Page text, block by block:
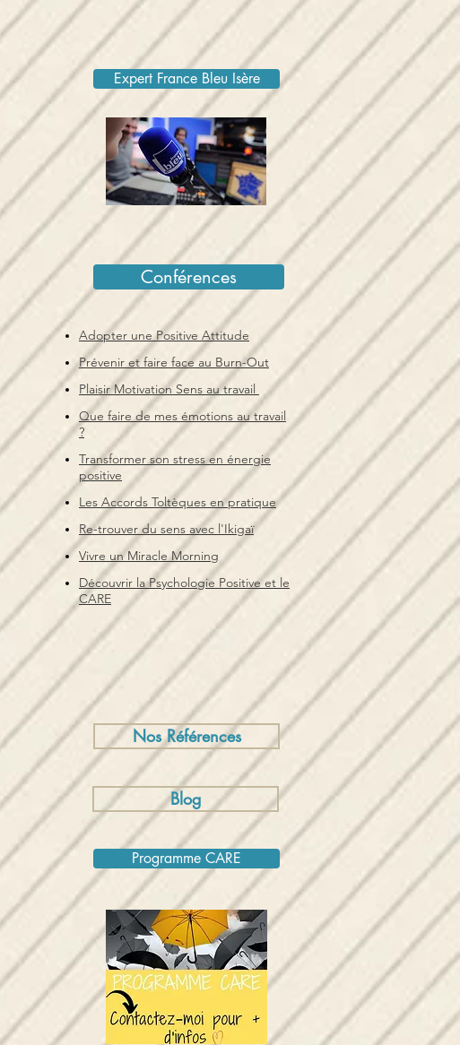
Expert France Bleu Isère
Conférences
Adopter une Positive Attitude
Prévenir et faire face au Burn-Out
Plaisir Motivation Sens au travail
Que faire de mes émotions au travail
?
Transformer son stress en énergie
positive
Les Accords Toltèques en pratique
Re-trouver du sens avec l'Ikigaï
Vivre un Miracle Morning
Découvrir la Psychologie Positive et le
CARE
Nos Références
Blog
Programme CARE